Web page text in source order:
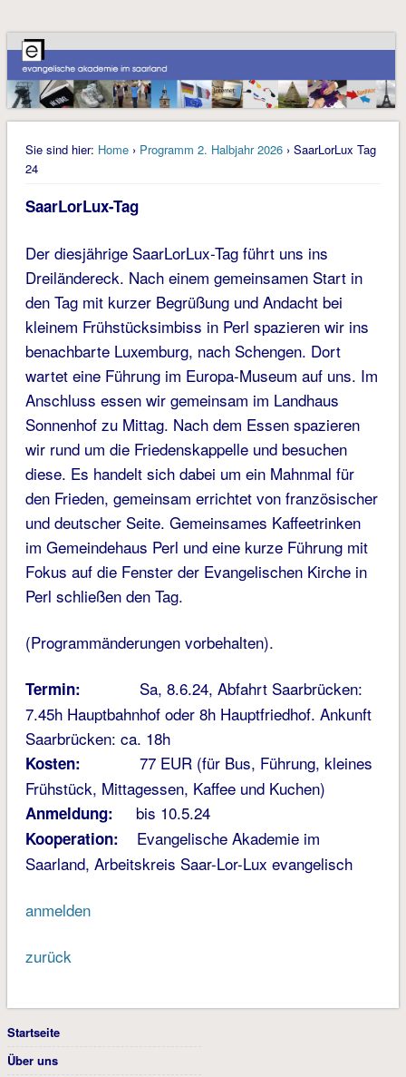
Sie sind hier: Home› Programm 2. Halbjahr 2026› SaarLorLux Tag
24
SaarLorLux-Tag
Der diesjährige SaarLorLux-Tag führt uns ins
Dreiländereck. Nach einem gemeinsamen Start in
den Tag mit kurzer Begrüßung und Andacht bei
kleinem Frühstücksimbiss in Perl spazieren wir ins
benachbarte Luxemburg, nach Schengen. Dort
wartet eine Führung im Europa-Museum auf uns. Im
Anschluss essen wir gemeinsam im Landhaus
Sonnenhof zu Mittag. Nach dem Essen spazieren
wir rund um die Friedenskappelle und besuchen
diese. Es handelt sich dabei um ein Mahnmal für
den Frieden, gemeinsam errichtet von französischer
und deutscher Seite. Gemeinsames Kaffeetrinken
im Gemeindehaus Perl und eine kurze Führung mit
Fokus auf die Fenster der Evangelischen Kirche in
Perl schließen den Tag.
(Programmänderungen vorbehalten).
Termin: Sa, 8.6.24, Abfahrt Saarbrücken:
7.45h Hauptbahnhof oder 8h Hauptfriedhof. Ankunft
Saarbrücken: ca. 18h
Kosten: 77 EUR (für Bus, Führung, kleines
Frühstück, Mittagessen, Kaffee und Kuchen)
Anmeldung: bis 10.5.24
Kooperation: Evangelische Akademie im
Saarland, Arbeitskreis Saar-Lor-Lux evangelisch
anmelden
zurück
Startseite
Über uns